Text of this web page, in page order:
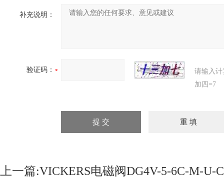
补充说明：
验证码：
请输入
加四=7
上一篇:VICKERS电磁阀DG4V-5-6C-M-U-